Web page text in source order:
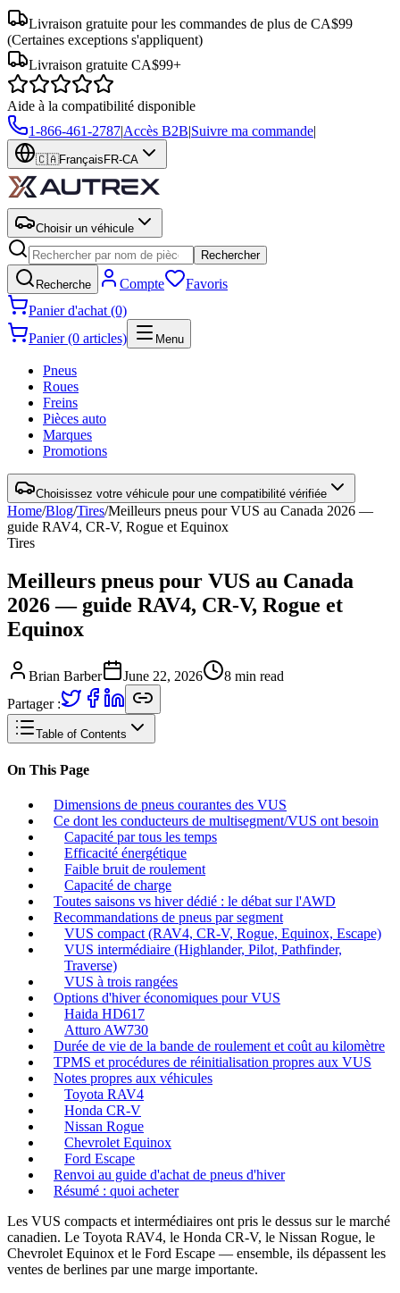
Livraison gratuite pour les commandes de plus de CA$99
(Certaines exceptions s'appliquent)
Livraison gratuite CA$99+
Aide à la compatibilité disponible
1-866-461-2787|Accès B2B|Suivre ma commande|
🇨🇦Français FR-CA
Choisir un véhicule
Rechercher
Recherche Compte
Favoris
Panier d'achat (0)
Panier (0 articles)
Menu
Pneus
Roues
Freins
Pièces auto
Marques
Promotions
Choisissez votre véhicule pour une compatibilité vérifiée
Home/Blog/Tires/Meilleurs pneus pour VUS au Canada 2026 —
guide RAV4, CR-V, Rogue et Equinox
Tires
Meilleurs pneus pour VUS au Canada
2026 — guide RAV4, CR-V, Rogue et
Equinox
Brian Barber June 22, 2026 8 min read
Partager :
Table of Contents
On This Page
Dimensions de pneus courantes des VUS
Ce dont les conducteurs de multisegment/VUS ont besoin
Capacité par tous les temps
Efficacité énergétique
Faible bruit de roulement
Capacité de charge
Toutes saisons vs hiver dédié : le débat sur l'AWD
Recommandations de pneus par segment
VUS compact (RAV4, CR-V, Rogue, Equinox, Escape)
VUS intermédiaire (Highlander, Pilot, Pathfinder,
Traverse)
VUS à trois rangées
Options d'hiver économiques pour VUS
Haida HD617
Atturo AW730
Durée de vie de la bande de roulement et coût au kilomètre
TPMS et procédures de réinitialisation propres aux VUS
Notes propres aux véhicules
Toyota RAV4
Honda CR-V
Nissan Rogue
Chevrolet Equinox
Ford Escape
Renvoi au guide d'achat de pneus d'hiver
Résumé : quoi acheter
Les VUS compacts et intermédiaires ont pris le dessus sur le marché
canadien. Le Toyota RAV4, le Honda CR-V, le Nissan Rogue, le
Chevrolet Equinox et le Ford Escape — ensemble, ils dépassent les
ventes de berlines par une marge importante.